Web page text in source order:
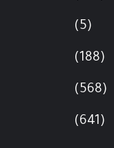
(5)
(188)
(568)
(641)